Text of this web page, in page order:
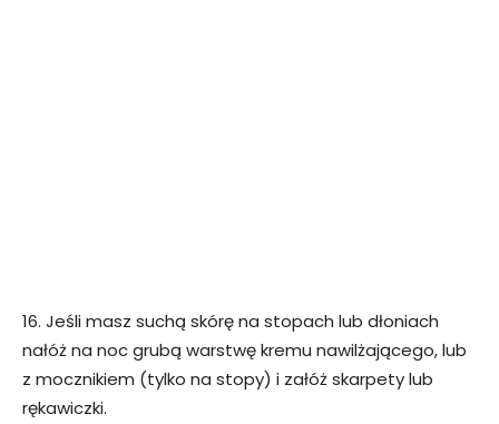
16. Jeśli masz suchą skórę na stopach lub dłoniach
nałóż na noc grubą warstwę kremu nawilżającego, lub
z mocznikiem (tylko na stopy) i załóż skarpety lub
rękawiczki.